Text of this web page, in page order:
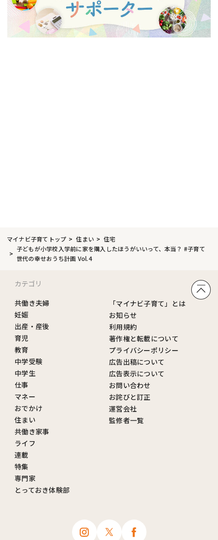
マイナビ子育てトップ 住まい
住宅
子どもが小学校入学前に家を購入したほうがいいって、本当？ #子育て
世代の幸せおうち計画 Vol.4
カテゴリ
共働き夫婦
妊娠
出産・産後
育児
教育
中学受験
中学生
仕事
マネー
おでかけ
住まい
共働き家事
ライフ
連載
特集
専門家
とっておき体験部
「マイナビ子育て」とは
お知らせ
利用規約
著作権と転載について
プライバシーポリシー
広告出稿について
広告表示について
お問い合わせ
お詫びと訂正
運営会社
監修者一覧